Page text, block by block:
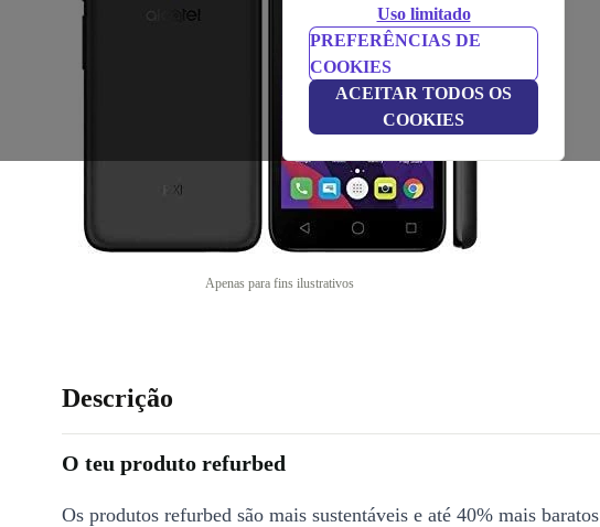
Uso limitado
PREFERÊNCIAS DE
COOKIES
ACEITAR TODOS OS
COOKIES
Apenas para fins ilustrativos
Descrição
O teu produto refurbed
Os produtos refurbed são mais sustentáveis e até 40% mais baratos